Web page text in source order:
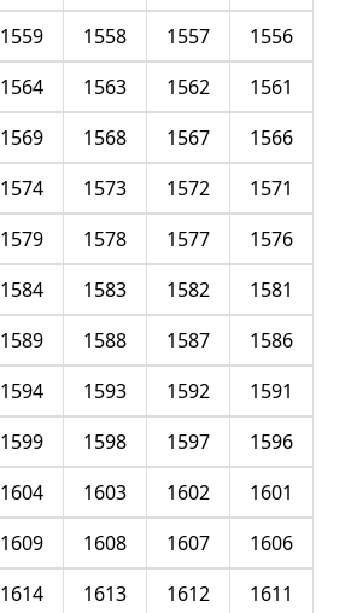
1556
1557
1558
1559
1561
1562
1563
1564
1566
1567
1568
1569
1571
1572
1573
1574
1576
1577
1578
1579
1581
1582
1583
1584
1586
1587
1588
1589
1591
1592
1593
1594
1596
1597
1598
1599
1601
1602
1603
1604
1606
1607
1608
1609
1611
1612
1613
1614